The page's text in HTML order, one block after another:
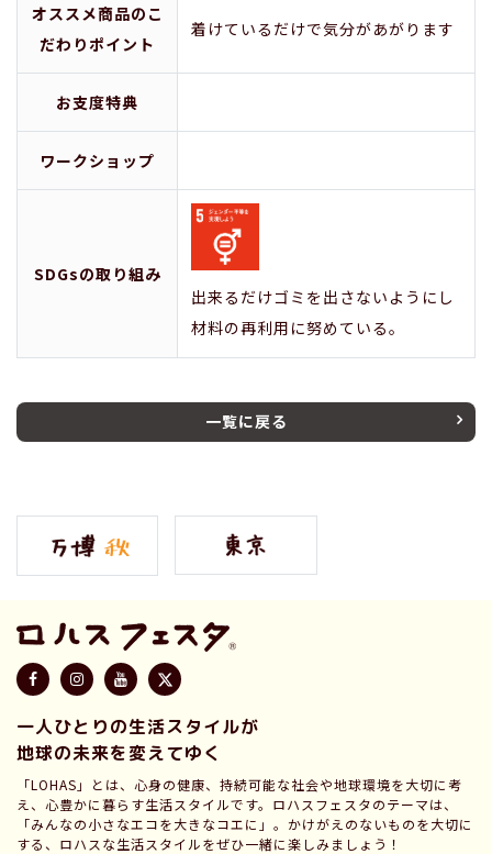
オススメ商品のこ
だわりポイント
着けているだけで気分があがります
お支度特典
ワークショップ
SDGsの取り組み
出来るだけゴミを出さないようにし
材料の再利用に努めている。
一覧に戻る
一人ひとりの生活スタイルが
地球の未来を変えてゆく
「LOHAS」とは、心身の健康、持続可能な社会や地球環境を大切に考
え、心豊かに暮らす生活スタイルです。ロハスフェスタのテーマは、
「みんなの小さなエコを大きなコエに」。かけがえのないものを大切に
する、ロハスな生活スタイルをぜひ一緒に楽しみましょう！